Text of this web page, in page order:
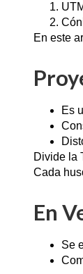
En este
Es
Divide la
Cada
En
Se